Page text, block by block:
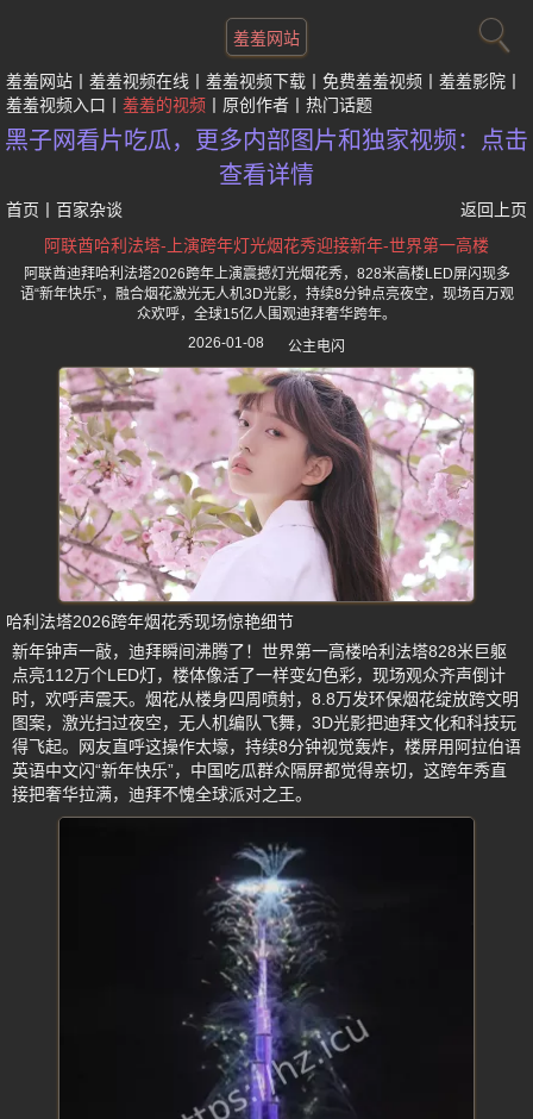
羞羞网站
羞羞网站 羞羞视频在线 羞羞视频下载 免费羞羞视频
羞羞影院
羞羞视频入口
羞羞的视频 原创作者 热门话题
黑子网看片吃瓜，更多内部图片和独家视频：点击
查看详情
首页 百家杂谈
返回上页
阿联酋哈利法塔-上演跨年灯光烟花秀迎接新年-世界第一高楼
阿联酋迪拜哈利法塔2026跨年上演震撼灯光烟花秀，828米高楼LED屏闪现多
语“新年快乐”，融合烟花激光无人机3D光影，持续8分钟点亮夜空，现场百万观
众欢呼，全球15亿人围观迪拜奢华跨年。
2026-01-08
公主电闪
哈利法塔2026跨年烟花秀现场惊艳细节
新年钟声一敲，迪拜瞬间沸腾了！世界第一高楼哈利法塔828米巨躯
点亮112万个LED灯，楼体像活了一样变幻色彩，现场观众齐声倒计
时，欢呼声震天。烟花从楼身四周喷射，8.8万发环保烟花绽放跨文明
图案，激光扫过夜空，无人机编队飞舞，3D光影把迪拜文化和科技玩
得飞起。网友直呼这操作太壕，持续8分钟视觉轰炸，楼屏用阿拉伯语
英语中文闪“新年快乐”，中国吃瓜群众隔屏都觉得亲切，这跨年秀直
接把奢华拉满，迪拜不愧全球派对之王。